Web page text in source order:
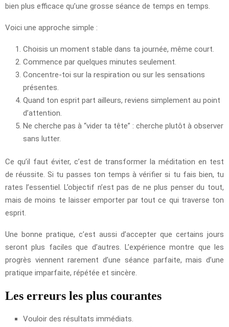
bien plus efficace qu’une grosse séance de temps en temps.
Voici une approche simple :
Choisis un moment stable dans ta journée, même court.
Commence par quelques minutes seulement.
Concentre-toi sur la respiration ou sur les sensations
présentes.
Quand ton esprit part ailleurs, reviens simplement au point
d’attention.
Ne cherche pas à “vider ta tête” : cherche plutôt à observer
sans lutter.
Ce qu’il faut éviter, c’est de transformer la méditation en test
de réussite. Si tu passes ton temps à vérifier si tu fais bien, tu
rates l’essentiel. L’objectif n’est pas de ne plus penser du tout,
mais de moins te laisser emporter par tout ce qui traverse ton
esprit.
Une bonne pratique, c’est aussi d’accepter que certains jours
seront plus faciles que d’autres. L’expérience montre que les
progrès viennent rarement d’une séance parfaite, mais d’une
pratique imparfaite, répétée et sincère.
Les erreurs les plus courantes
Vouloir des résultats immédiats.